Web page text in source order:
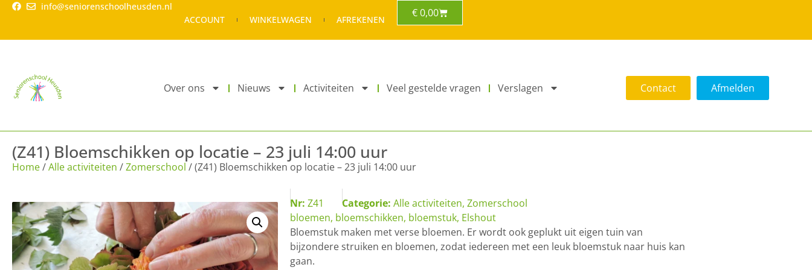
ACCOUNT WINKELWAGEN AFREKENEN
info@seniorenschoolheusden.nl €0,00
Over ons Nieuws Activiteiten Veel gestelde vragen Verslagen Contact Afmelden
(Z41) Bloemschikken op locatie – 23 juli 14:00 uur
Home/Alle activiteiten /Zomerschool / (Z41) Bloemschikken op locatie – 23 juli 14:00 uur
Nr:Z41 Categorie:Alle activiteiten,Zomerschool
bloemen, bloemschikken, bloemstuk, Elshout
Bloemstuk maken met verse bloemen. Er wordt ook geplukt uit eigen tuin van
bijzondere struiken en bloemen, zodat iedereen met een leuk bloemstuk naar huis kan
gaan.